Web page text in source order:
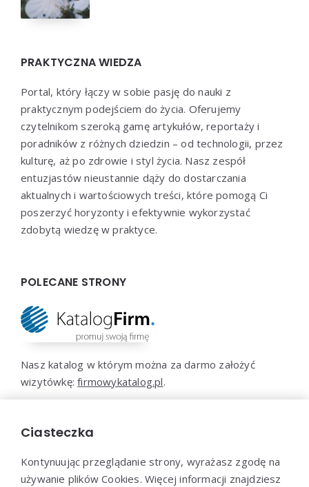
PRAKTYCZNA WIEDZA
Portal, który łączy w sobie pasję do nauki z
praktycznym podejściem do życia. Oferujemy
czytelnikom szeroką gamę artykułów, reportaży i
poradników z różnych dziedzin – od technologii, przez
kulturę, aż po zdrowie i styl życia. Nasz zespół
entuzjastów nieustannie dąży do dostarczania
aktualnych i wartościowych treści, które pomogą Ci
poszerzyć horyzonty i efektywnie wykorzystać
zdobytą wiedzę w praktyce.
POLECANE STRONY
Nasz katalog w którym można za darmo założyć
wizytówkę:firmowykatalog.pl.
atrakcji, plaż, kulinarnych doznań, miast:
Ciasteczka
Kontynuując przeglądanie strony, wyrażasz zgodę na
używanie plików Cookies. Więcej informacji znajdziesz